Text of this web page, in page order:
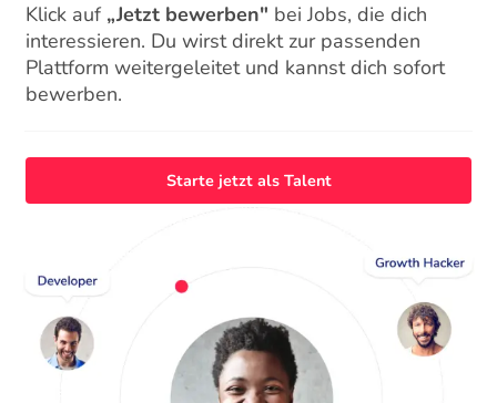
Klick auf „Jetzt bewerben" bei Jobs, die dich
interessieren. Du wirst direkt zur passenden
Plattform weitergeleitet und kannst dich sofort
bewerben.
Starte jetzt als Talent